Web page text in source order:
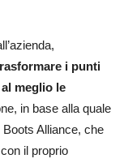
i punti
meglio le
in base alla quale
Alliance, che
il proprio